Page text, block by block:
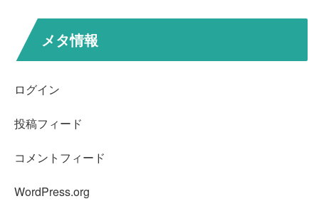
メタ情報
ログイン
投稿フィード
コメントフィード
WordPress.org